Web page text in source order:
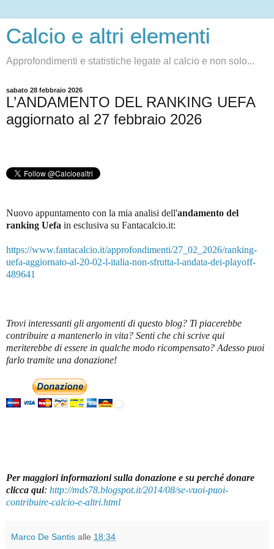
Calcio e altri elementi
Approfondimenti e statistiche legate al calcio e non solo...
sabato 28 febbraio 2026
L’ANDAMENTO DEL RANKING UEFA
aggiornato al 27 febbraio 2026
Nuovo appuntamento con la mia analisi dell'andamento del
ranking Uefa in esclusiva su Fantacalcio.it:
https://www.fantacalcio.it/approfondimenti/27_02_2026/ranking-
uefa-aggiornato-al-20-02-l-italia-non-sfrutta-l-andata-dei-playoff-
489641
Trovi interessanti gli argomenti di questo blog? Ti piacerebbe
contribuire a mantenerlo in vita? Senti che chi scrive qui
meriterebbe di essere in qualche modo ricompensato? Adesso puoi
farlo tramite una donazione!
Per maggiori informazioni sulla donazione e su perché donare
clicca qui: http://mds78.blogspot.it/2014/08/se-vuoi-puoi-
contribuire-calcio-e-altri.html
Marco De Santis alle 18:34